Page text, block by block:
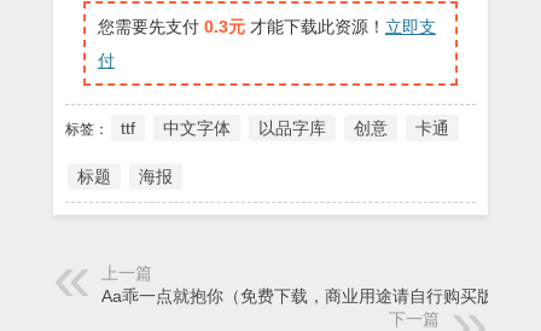
您需要先支付 0.3元 才能下载此资源！ 立即支
付
标签： ttf 中文字体 以品字库 创意 卡通
标题 海报
上一篇
Aa乖一点就抱你（免费下载，商业用途请自行购买版权）
下一篇